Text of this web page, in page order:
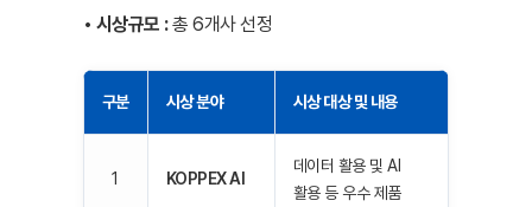
• 시상규모 :총 6개사 선정
구분 시상 분야 시상 대상 및 내용
1 KOPPEX AI
데이터 활용 및 AI
활용 등 우수 제품